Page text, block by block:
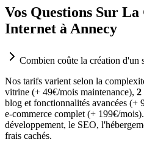
Vos Questions Sur
Internet à Annecy
Combien coûte la création d'un
Nos tarifs varient selon la
vitrine (+ 49€/mois maintenance), 2
blog et fonctionnalités avancées (+
e-commerce complet (+ 199€/
développement, le SEO,
frais cachés.